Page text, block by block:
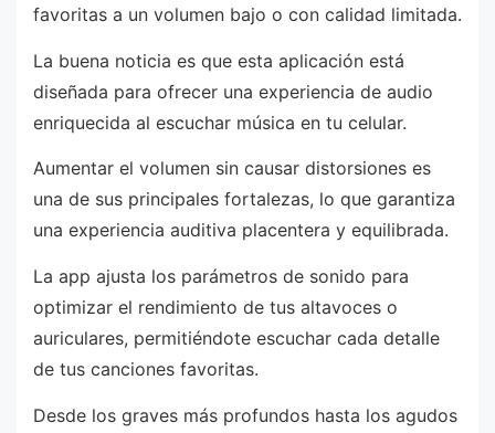
favoritas a un volumen bajo o con calidad limitada.
La buena noticia es que esta aplicación está
diseñada para ofrecer una experiencia de audio
enriquecida al escuchar música en tu celular.
Aumentar el volumen sin causar distorsiones es
una de sus principales fortalezas, lo que garantiza
una experiencia auditiva placentera y equilibrada.
La app ajusta los parámetros de sonido para
optimizar el rendimiento de tus altavoces o
auriculares, permitiéndote escuchar cada detalle
de tus canciones favoritas.
Desde los graves más profundos hasta los agudos